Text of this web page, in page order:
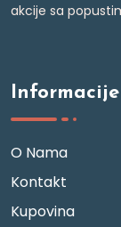
akcije sa
Informacije
O Nama
Kontakt
Kupovina